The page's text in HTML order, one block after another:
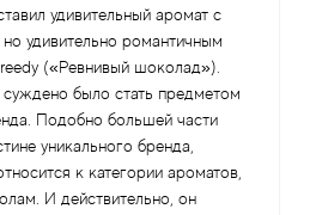
удивительный аромат с
удивительно романтичным
(«Ревнивый шоколад»).
было стать предметом
Подобно большей части
уникального бренда,
к категории ароматов,
И действительно, он